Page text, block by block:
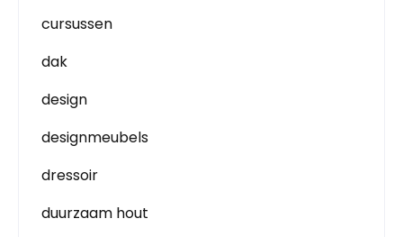
cursussen
dak
design
designmeubels
dressoir
duurzaam hout